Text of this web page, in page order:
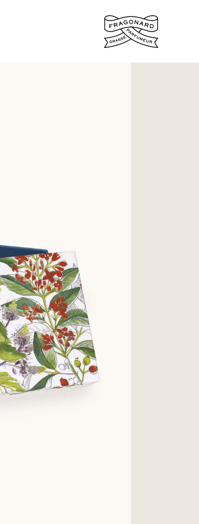
punti e ricevere regali.
punti e ricevere regali.
punti e ricevere regali.
punti e ricevere regali.
punti e ricevere regali.
fino a 15 giorni